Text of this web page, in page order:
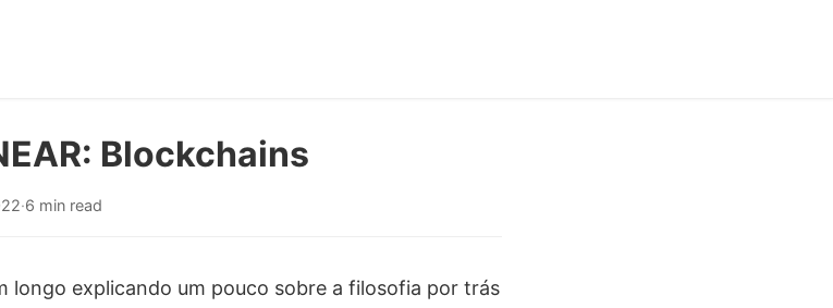
Blockchains
·6 min read
longo explicando um pouco sobre a filosofia por trás